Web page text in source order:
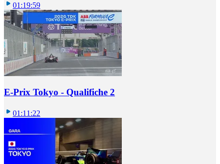
01:19:59
E-Prix Tokyo - Qualifiche 2
01:11:22